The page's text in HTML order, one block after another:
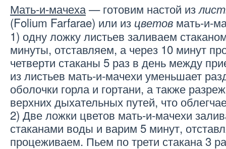
Мать-и-мачеха— готовим настой из
(Folium Farfarae) или из цветов мать-и-
1) одну ложку листьев заливаем
минуты, отставляем, а через 10 минут
четверти стаканы 5 раз в день между
из листьев мать-и-мачехи уменьшает
оболочки горла и гортани, а также
верхних дыхательных путей, что
2) Две ложки цветов мать-и-мачехи
стаканами воды и варим 5 минут,
процеживаем. Пьем по трети стакана 3